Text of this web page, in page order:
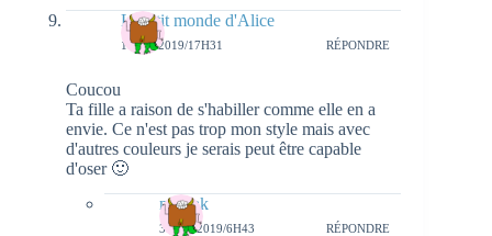
Le p'tit monde d'Alice
1 MAI 2019/17H31 RÉPONDRE
Coucou
Ta fille a raison de s'habiller comme elle en a
envie. Ce n'est pas trop mon style mais avec
d'autres couleurs je serais peut être capable
d'oser 🙂
natieak
3 MAI 2019/6H43 RÉPONDRE